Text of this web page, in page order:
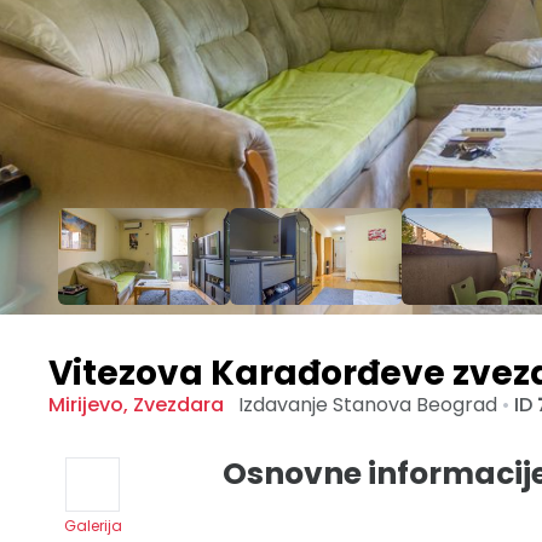
Vitezova Karađorđeve
Mirijevo, Zvezdara Izdavanje Stanova Beograd • ID
Galerija
Osnovne